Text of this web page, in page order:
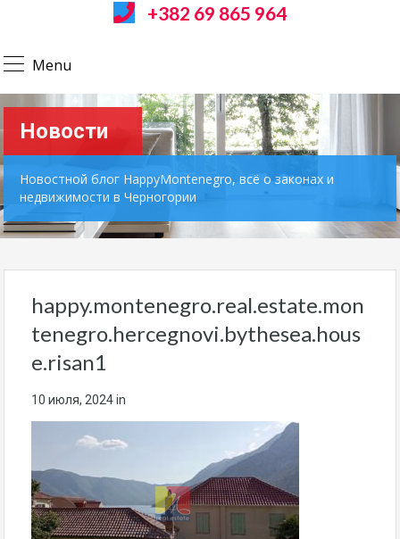
+382 69 865 964
Menu
Новости
Новостной блог HappyMontenegro, всё о законах и
недвижимости в Черногории
happy.montenegro.real.estate.mon
tenegro.hercegnovi.bythesea.hous
e.risan1
10 июля, 2024in